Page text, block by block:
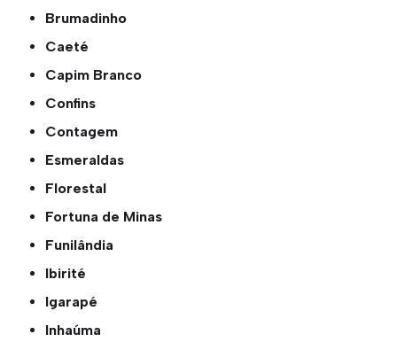
Brumadinho
Caeté
Capim Branco
Confins
Contagem
Esmeraldas
Florestal
Fortuna de Minas
Funilândia
Ibirité
Igarapé
Inhaúma